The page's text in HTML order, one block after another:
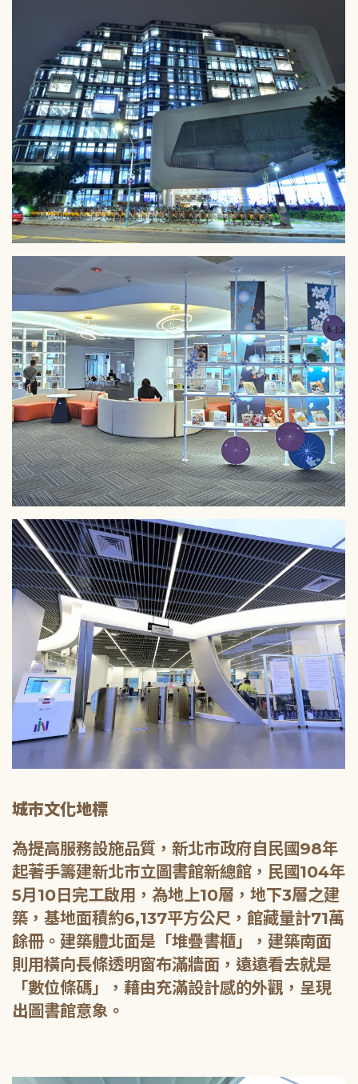
城市文化地標
為提高服務設施品質，新北市政府自民國98年
起著手籌建新北市立圖書館新總館，民國104年
5月10日完工啟用，為地上10層，地下3層之建
築，基地面積約6,137平方公尺，館藏量計71萬
餘冊。建築體北面是「堆疊書櫃」，建築南面
則用橫向長條透明窗布滿牆面，遠遠看去就是
「數位條碼」，藉由充滿設計感的外觀，呈現
出圖書館意象。